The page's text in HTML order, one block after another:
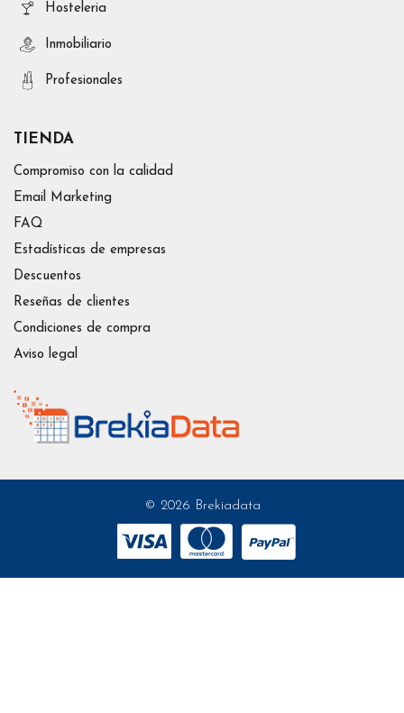
Hosteleria
Inmobiliario
Profesionales
TIENDA
Compromiso con la calidad
Email Marketing
FAQ
Estadísticas de empresas
Descuentos
Reseñas de clientes
Condiciones de compra
Aviso legal
© 2026 Brekiadata